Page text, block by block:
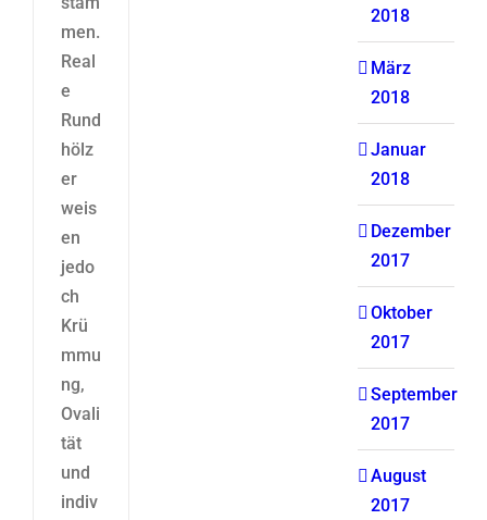
men.
Real
e
Rund
hölz
er
weis
en
jedo
ch
Krü
mmu
ng,
Ovali
tät
und
indiv
2018
März
2018
Januar
2018
Dezember
2017
Oktober
2017
September
2017
August
2017